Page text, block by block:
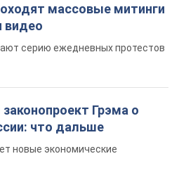
массовые митинги
видео
серию ежедневных протестов
Грэма о
что дальше
новые экономические